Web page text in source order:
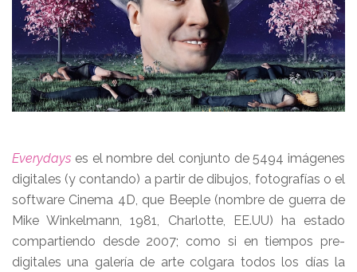
Everydays es el nombre del conjunto de 5494 imágenes
digitales (y contando) a partir de dibujos, fotografías o el
software Cinema 4D, que Beeple (nombre de guerra de
Mike Winkelmann, 1981, Charlotte, EE.UU) ha estado
compartiendo desde 2007; como si en tiempos pre-
digitales una galería de arte colgara todos los días la